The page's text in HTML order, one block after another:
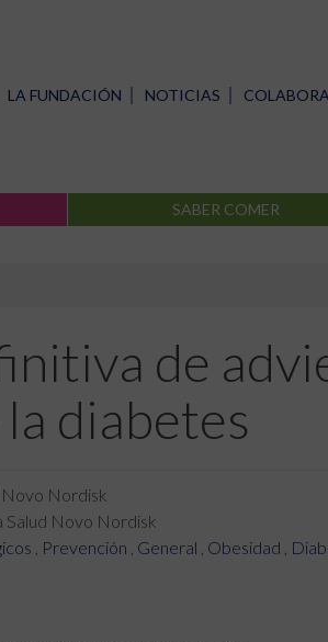
LA FUNDACIÓN NOTICIAS COLABORA
SABER COMER
de
diabetes
Novo Nordisk
Salud Novo Nordisk
Prevención General Obesidad